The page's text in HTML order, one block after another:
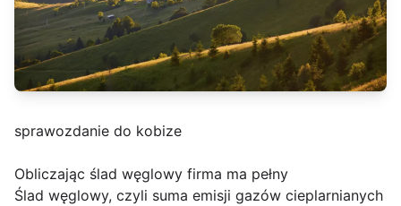
sprawozdanie do kobize
Obliczając ślad węglowy firma ma pełny
Ślad węglowy, czyli suma emisji gazów cieplarnianych